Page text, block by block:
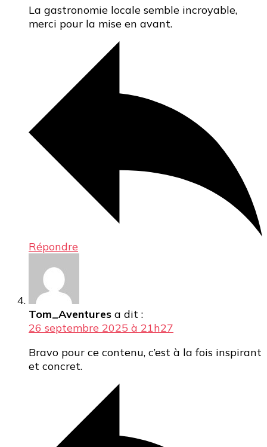
La gastronomie locale semble incroyable,
merci pour la mise en avant.
Répondre
Tom_Aventures a dit :
26 septembre 2025 à 21h27
Bravo pour ce contenu, c’est à la fois inspirant
et concret.